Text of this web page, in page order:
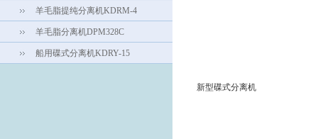
羊毛脂提纯分离机KDRM-4
羊毛脂分离机DPM328C
船用碟式分离机KDRY-15
新型碟式分离机